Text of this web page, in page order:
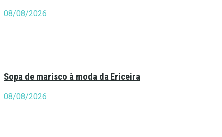
08/08/2026
Sopa de marisco à moda da Ericeira
08/08/2026